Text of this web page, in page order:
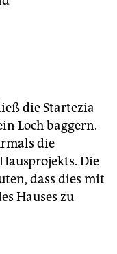
die Startezia
Loch baggern.
die
Die
dass dies mit
Hauses zu